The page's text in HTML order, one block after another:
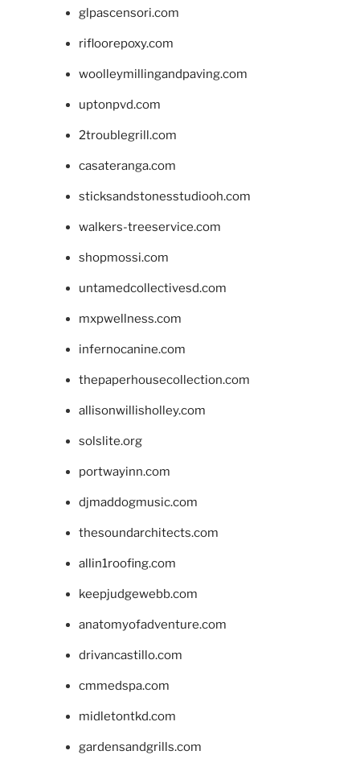
glpascensori.com
rifloorepoxy.com
woolleymillingandpaving.com
uptonpvd.com
2troublegrill.com
casateranga.com
sticksandstonesstudiooh.com
walkers-treeservice.com
shopmossi.com
untamedcollectivesd.com
mxpwellness.com
infernocanine.com
thepaperhousecollection.com
allisonwillisholley.com
solslite.org
portwayinn.com
djmaddogmusic.com
thesoundarchitects.com
allin1roofing.com
keepjudgewebb.com
anatomyofadventure.com
drivancastillo.com
cmmedspa.com
midletontkd.com
gardensandgrills.com